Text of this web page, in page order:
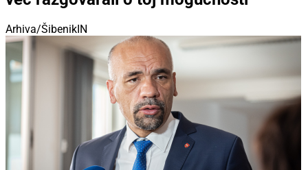
Arhiva/ŠibenikIN